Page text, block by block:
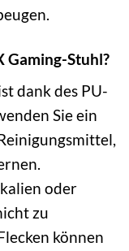
Gaming-Stuhl?
dank des PU-
Sie ein
oder
zu
können